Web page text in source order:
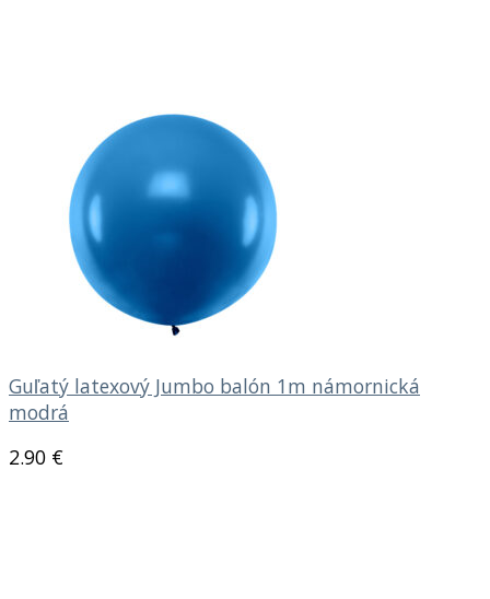
Guľatý latexový Jumbo balón 1m námornická
modrá
2.90 €